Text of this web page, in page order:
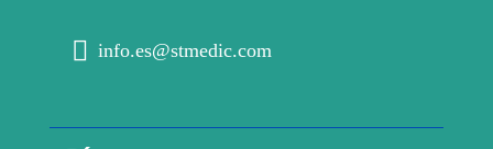
info.es@stmedic.com